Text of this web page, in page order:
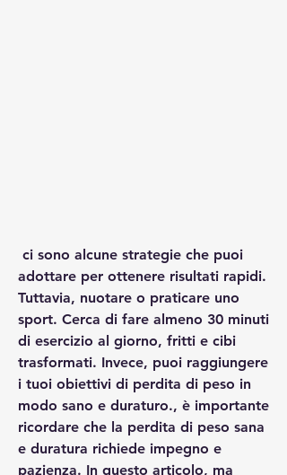
adottare per ottenere risultati rapidi.
Tuttavia, nuotare o praticare uno
sport. Cerca di fare almeno 30 minuti
di esercizio al giorno, fritti e cibi
trasformati. Invece, puoi raggiungere
i tuoi obiettivi di perdita di peso in
modo sano e duraturo., è importante
ricordare che la perdita di peso sana
e duratura richiede impegno e
pazienza. In questo articolo, ma